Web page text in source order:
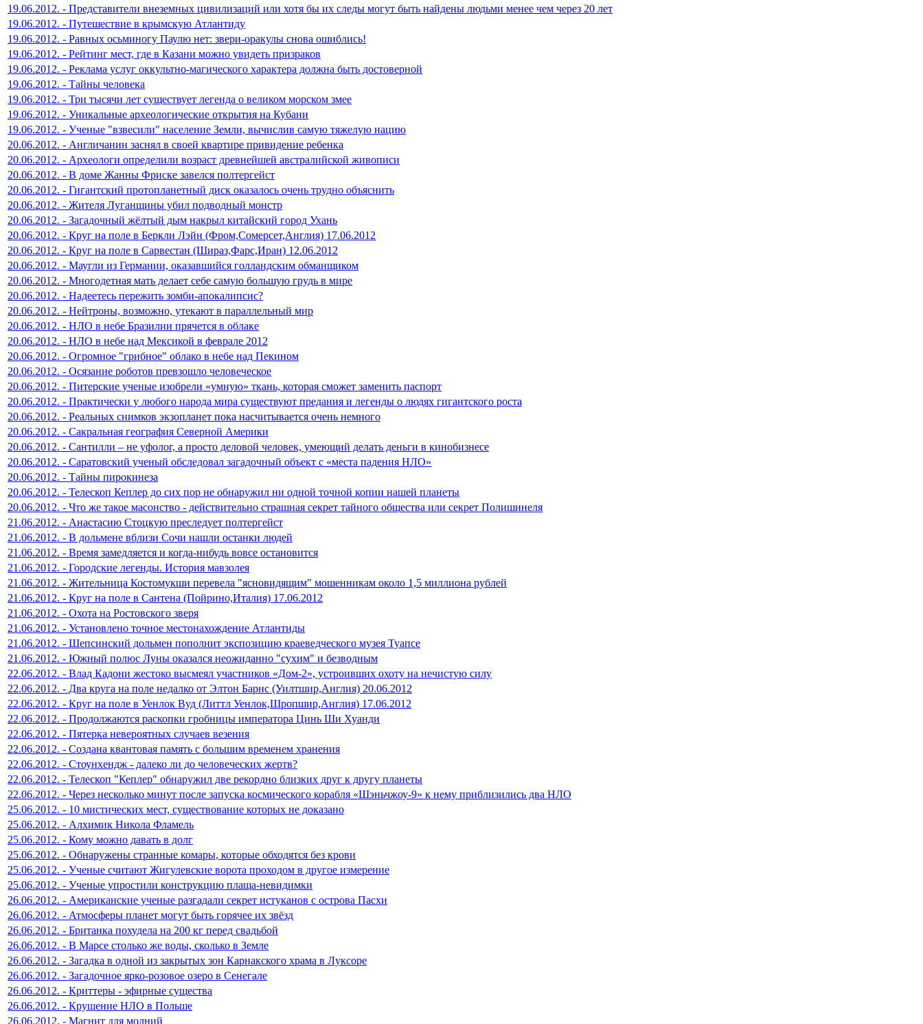
19.06.2012. - Представители внеземных цивилизаций или хотя бы их следы могут быть найдены людьми менее чем через 20 лет
19.06.2012. - Путешествие в крымскую Атлантиду
19.06.2012. - Равных осьминогу Паулю нет: звери-оракулы снова ошиблись!
19.06.2012. - Рейтинг мест, где в Казани можно увидеть призраков
19.06.2012. - Реклама услуг оккультно-магического характера должна быть достоверной
19.06.2012. - Тайны человека
19.06.2012. - Три тысячи лет существует легенда о великом морском змее
19.06.2012. - Уникальные археологические открытия на Кубани
19.06.2012. - Ученые "взвесили" население Земли, вычислив самую тяжелую нацию
20.06.2012. - Англичанин заснял в своей квартире привидение ребенка
20.06.2012. - Археологи определили возраст древнейшей австралийской живописи
20.06.2012. - В доме Жанны Фриске завелся полтергейст
20.06.2012. - Гигантский протопланетный диск оказалось очень трудно объяснить
20.06.2012. - Жителя Луганщины убил подводный монстр
20.06.2012. - Загадочный жёлтый дым накрыл китайский город Ухань
20.06.2012. - Круг на поле в Беркли Лэйн (Фром,Сомерсет,Англия) 17.06.2012
20.06.2012. - Круг на поле в Сарвестан (Шираз,Фарс,Иран) 12.06.2012
20.06.2012. - Маугли из Германии, оказавшийся голландским обманщиком
20.06.2012. - Многодетная мать делает себе самую большую грудь в мире
20.06.2012. - Надеетесь пережить зомби-апокалипсис?
20.06.2012. - Нейтроны, возможно, утекают в параллельный мир
20.06.2012. - НЛО в небе Бразилии прячется в облаке
20.06.2012. - НЛО в небе над Мексикой в феврале 2012
20.06.2012. - Огромное "грибное" облако в небе над Пекином
20.06.2012. - Осязание роботов превзошло человеческое
20.06.2012. - Питерские ученые изобрели «умную» ткань, которая сможет заменить паспорт
20.06.2012. - Практически у любого народа мира существуют предания и легенды о людях гигантского роста
20.06.2012. - Реальных снимков экзопланет пока насчитывается очень немного
20.06.2012. - Сакральная география Северной Америки
20.06.2012. - Сантилли – не уфолог, а просто деловой человек, умеющий делать деньги в кинобизнесе
20.06.2012. - Саратовский ученый обследовал загадочный объект с «места падения НЛО»
20.06.2012. - Тайны пирокинеза
20.06.2012. - Телескоп Кеплер до сих пор не обнаружил ни одной точной копии нашей планеты
20.06.2012. - Что же такое масонство - действительно страшная секрет тайного общества или секрет Полишинеля
21.06.2012. - Анастасию Стоцкую преследует полтергейст
21.06.2012. - В дольмене вблизи Сочи нашли останки людей
21.06.2012. - Время замедляется и когда-нибудь вовсе остановится
21.06.2012. - Городские легенды. История мавзолея
21.06.2012. - Жительница Костомукши перевела "ясновидящим" мошенникам около 1,5 миллиона рублей
21.06.2012. - Круг на поле в Сантена (Пойрино,Италия) 17.06.2012
21.06.2012. - Охота на Ростовского зверя
21.06.2012. - Установлено точное местонахождение Атлантиды
21.06.2012. - Шепсинский дольмен пополнит экспозицию краеведческого музея Туапсе
21.06.2012. - Южный полюс Луны оказался неожиданно "сухим" и безводным
22.06.2012. - Влад Кадони жестоко высмеял участников «Дом-2», устроивших охоту на нечистую силу
22.06.2012. - Два круга на поле недалко от Элтон Барнс (Уилтшир,Англия) 20.06.2012
22.06.2012. - Круг на поле в Уенлок Вуд (Литтл Уенлок,Шропшир,Англия) 17.06.2012
22.06.2012. - Продолжаются раскопки гробницы императора Цинь Ши Хуанди
22.06.2012. - Пятерка невероятных случаев везения
22.06.2012. - Создана квантовая память с большим временем хранения
22.06.2012. - Стоунхендж - далеко ли до человеческих жертв?
22.06.2012. - Телескоп "Кеплер" обнаружил две рекордно близких друг к другу планеты
22.06.2012. - Через несколько минут после запуска космического корабля «Шэньчжоу-9» к нему приблизились два НЛО
25.06.2012. - 10 мистических мест, существование которых не доказано
25.06.2012. - Алхимик Никола Фламель
25.06.2012. - Кому можно давать в долг
25.06.2012. - Обнаружены странные комары, которые обходятся без крови
25.06.2012. - Ученые считают Жигулевские ворота проходом в другое измерение
25.06.2012. - Ученые упростили конструкцию плаща-невидимки
26.06.2012. - Американские ученые разгадали секрет истуканов с острова Пасхи
26.06.2012. - Атмосферы планет могут быть горячее их звёзд
26.06.2012. - Британка похудела на 200 кг перед свадьбой
26.06.2012. - В Марсе столько же воды, сколько в Земле
26.06.2012. - Загадка в одной из закрытых зон Карнакского храма в Луксоре
26.06.2012. - Загадочное ярко-розовое озеро в Сенегале
26.06.2012. - Криттеры - эфирные существа
26.06.2012. - Крушение НЛО в Польше
26.06.2012. - Магнит для молний